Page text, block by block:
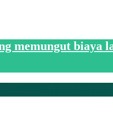
memungut biaya